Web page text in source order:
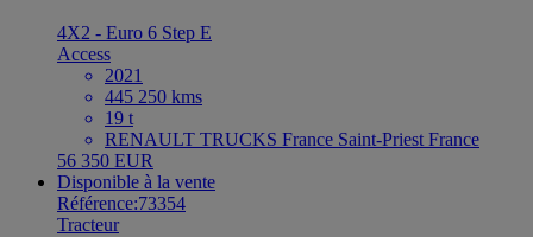
4X2 - Euro 6 Step E
Access
2021
445 250 kms
19 t
RENAULT TRUCKS France Saint-Priest France
56 350 EUR
Disponible à la vente
Référence:73354
Tracteur